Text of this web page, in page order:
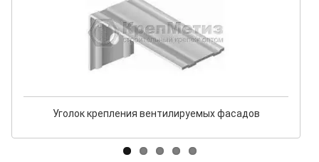
Уголок крепления вентилируемых фасадов